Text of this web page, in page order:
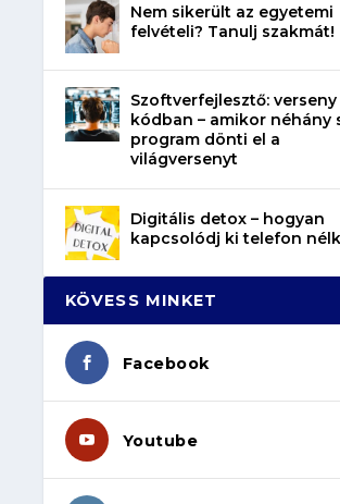
Nem sikerült az egyetemi
felvételi? Tanulj szakmát!
Szoftverfejlesztő: verseny
kódban – amikor néhány
program dönti el a
világversenyt
Digitális detox – hogyan
kapcsolódj ki telefon
KÖVESS MINKET
Facebook
Youtube